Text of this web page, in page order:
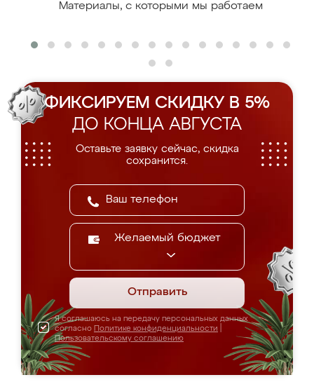
Материалы, с которыми мы работаем
ФИКСИРУЕМ СКИДКУ В 5%
ДО КОНЦА АВГУСТА
Оставьте заявку сейчас, скидка
сохранится.
Желаемый бюджет
Отправить
Я соглашаюсь на передачу персональных данных
согласно Политике конфиденциальности
Пользовательскому соглашению